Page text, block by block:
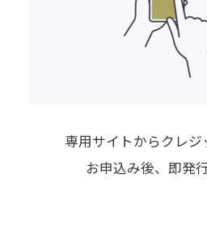
専用サイトからクレ
お申込み後、即発